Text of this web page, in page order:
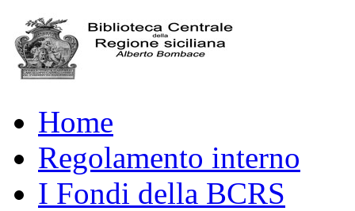
Home
Regolamento interno
I Fondi della BCRS